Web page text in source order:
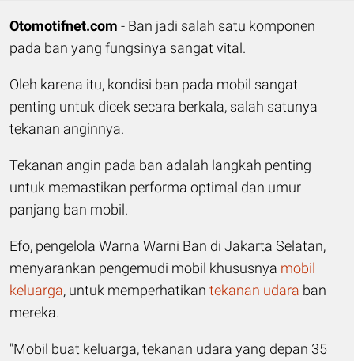
Otomotifnet.com - Ban jadi salah satu komponen
pada ban yang fungsinya sangat vital.
Oleh karena itu, kondisi ban pada mobil sangat
penting untuk dicek secara berkala, salah satunya
tekanan anginnya.
Tekanan angin pada ban adalah langkah penting
untuk memastikan performa optimal dan umur
panjang ban mobil.
Efo, pengelola Warna Warni Ban di Jakarta Selatan,
menyarankan pengemudi mobil khususnya mobil
keluarga, untuk memperhatikan tekanan udara ban
mereka.
"Mobil buat keluarga, tekanan udara yang depan 35